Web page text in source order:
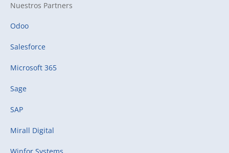
Nuestros Partners
Odoo
Salesforce
Microsoft 365
Sage
SAP
Mirall Digital